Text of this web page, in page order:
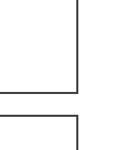
ステム学